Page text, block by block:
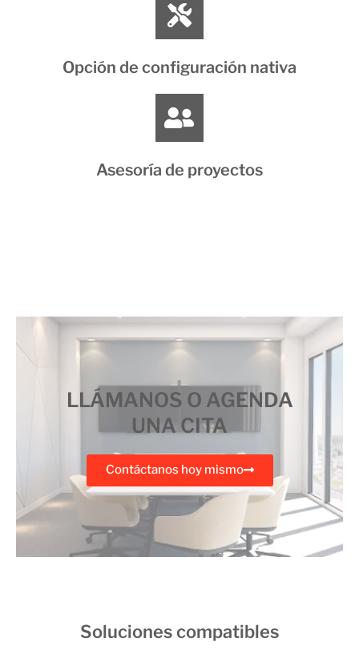
Opción de configuración nativa
Asesoría de proyectos
LLÁMANOS O AGENDA
UNA CITA
Contáctanos hoy mismo
Soluciones compatibles